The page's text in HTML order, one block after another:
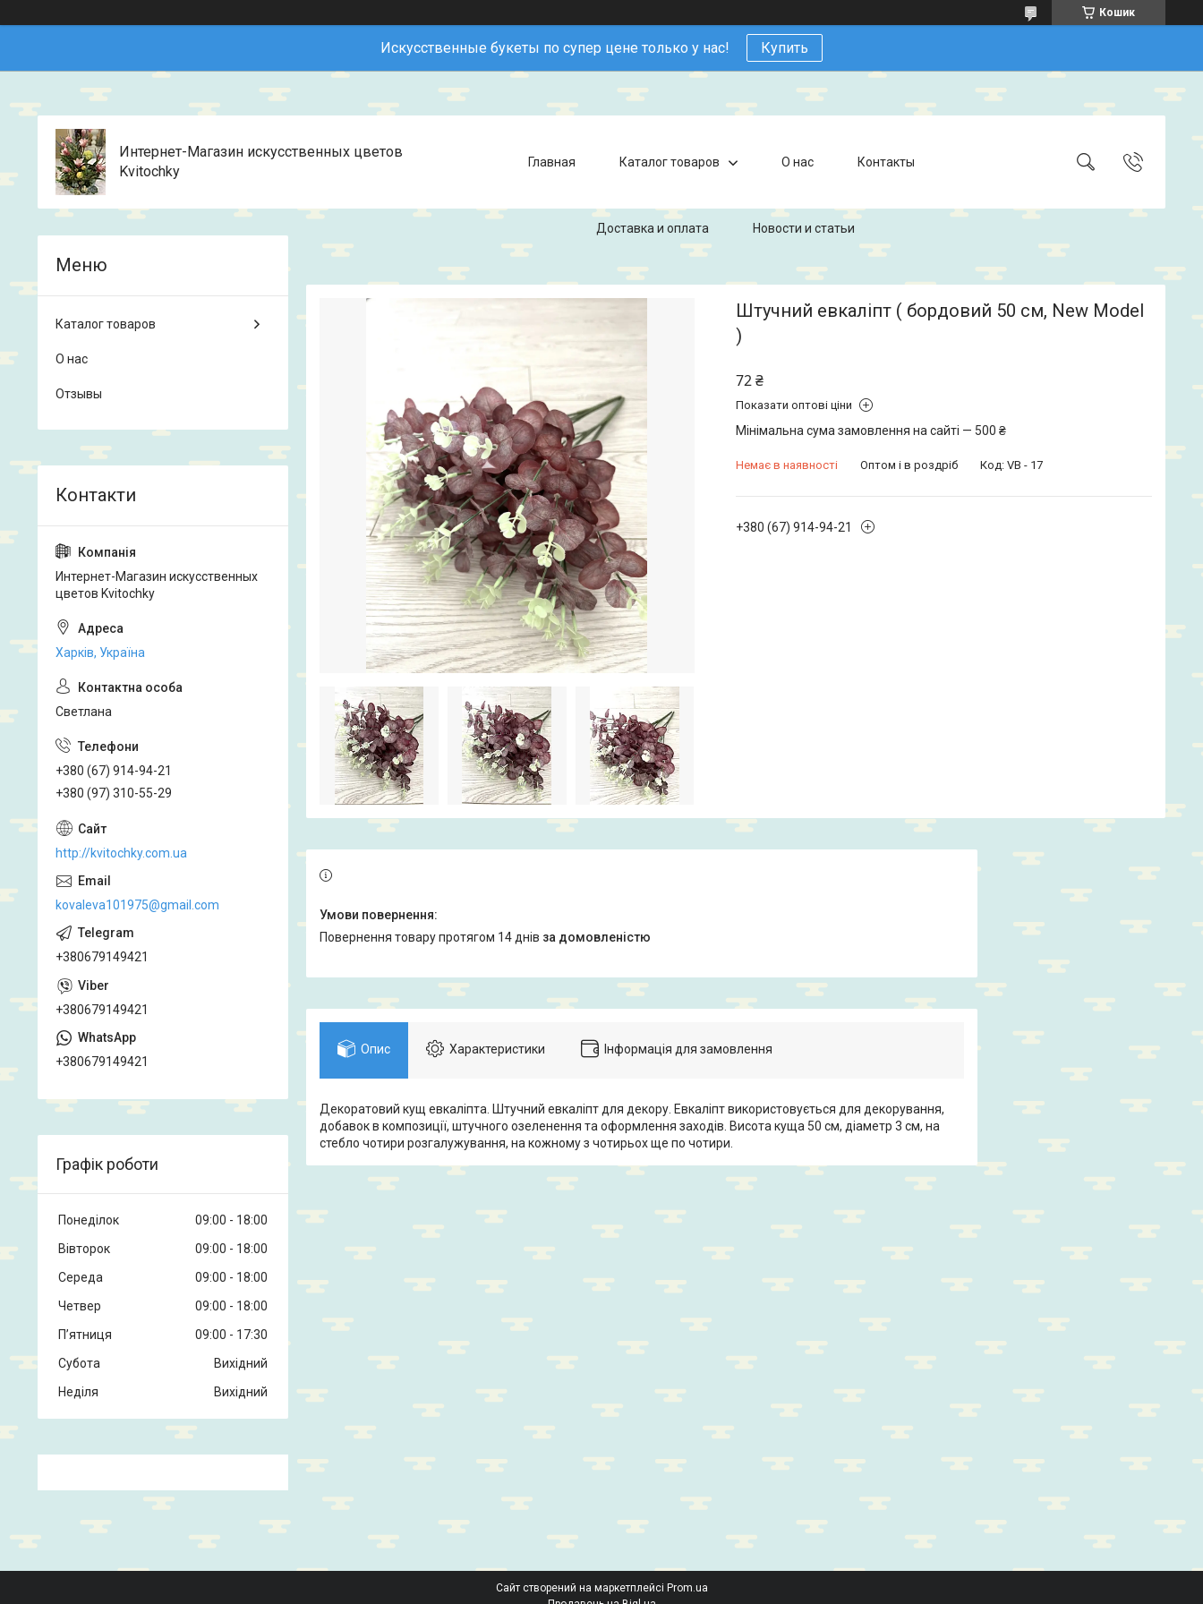
Кошик
Искусственные букеты по супер цене только у нас! Купить
Интернет-Магазин искусственных цветов
Kvitochky
Главная Каталог товаров О нас Контакты
Доставка и оплата Новости и статьи
Штучний евкаліпт ( бордовий 50 см, New Model
)
72 ₴
Показати оптові ціни
Мінімальна сума замовлення на сайті — 500 ₴
Немає в наявності Оптом і в роздріб Код: VB - 17
+380 (67) 914-94-21
повернення товару протягом 14 днів за домовленістю
Опис Характеристики Інформація для замовлення
Декоратовий кущ евкаліпта. Штучний евкаліпт для декору. Евкаліпт використовується для декорування,
добавок в композиції, штучного озеленення та оформлення заходів. Висота куща 50 см, діаметр 3 см, на
стебло чотири розгалужування, на кожному з чотирьох ще по чотири.
Каталог товаров
О нас
Отзывы
Интернет-Магазин искусственных
цветов Kvitochky
Харків, Україна
Светлана
+380 (67) 914-94-21
+380 (97) 310-55-29
http://kvitochky.com.ua
kovaleva101975@gmail.com
+380679149421
+380679149421
+380679149421
Графік роботи
Понеділок 09:00
18:00
Вівторок
09:00
18:00
Середа
09:00
18:00
Четвер
09:00
18:00
Пʼятниця
09:00
17:30
Субота
Вихідний
Неділя
Вихідний
Сайт створений на маркетплейсі Prom.ua